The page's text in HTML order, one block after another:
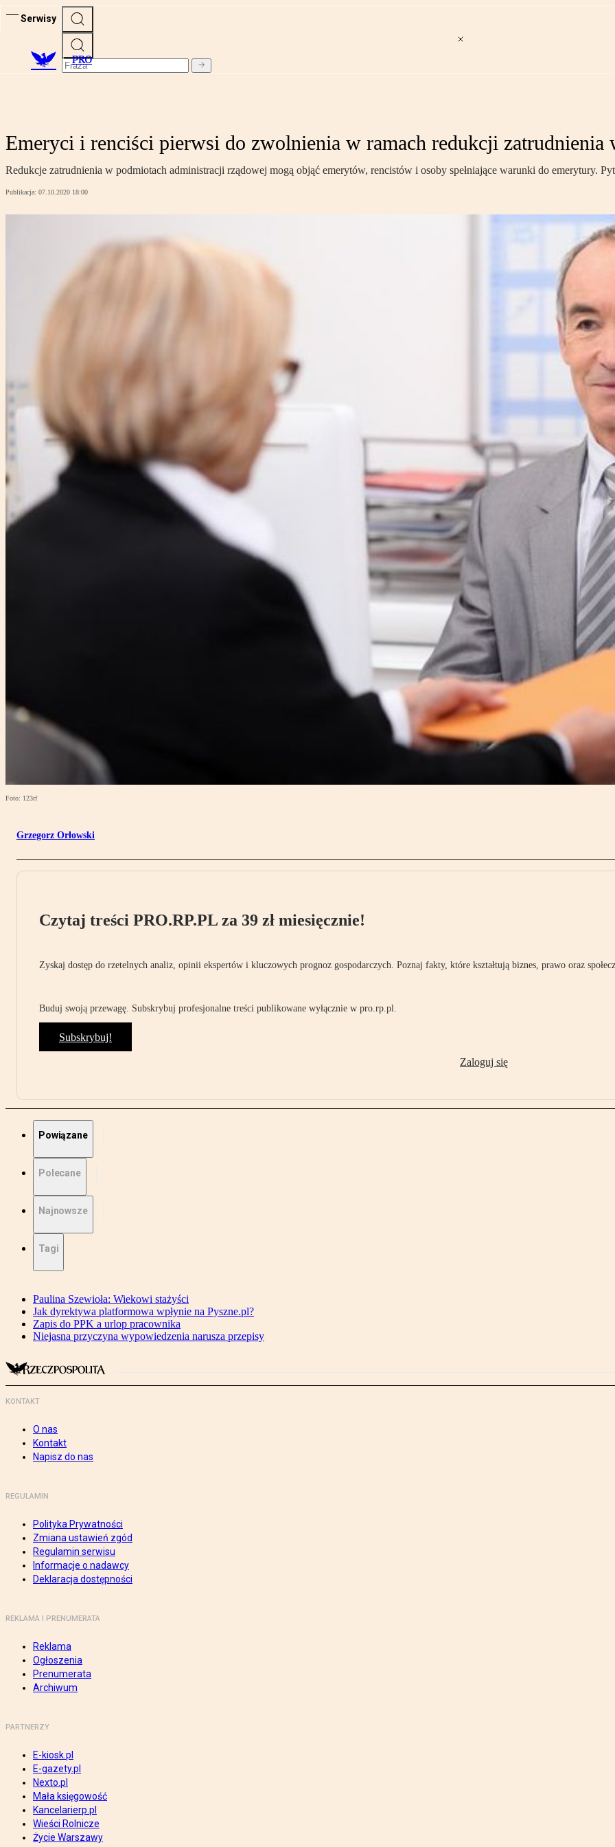
Serwisy
PRO
Emeryci i renciści pierwsi do zwolnienia w ramach redukcji zatrudnienia
Redukcje zatrudnienia w podmiotach administracji rządowej mogą objąć emerytów, rencistów i osoby spełniające warunki do emerytury.
Publikacja: 07.10.2020 18:00
Foto: 123rf
Grzegorz Orłowski
Czytaj treści PRO.RP.PL za 39 zł miesięcznie!
Zyskaj dostęp do rzetelnych analiz, opinii ekspertów i kluczowych prognoz gospodarczych. Poznaj fakty, które kształtują biznes, prawo oraz
Buduj swoją przewagę. Subskrybuj profesjonalne treści publikowane wyłącznie w pro.rp.pl.
Subskrybuj!
Zaloguj się
Powiązane
Polecane
Najnowsze
Tagi
Paulina Szewioła: Wiekowi stażyści
Jak dyrektywa platformowa wpłynie na Pyszne.pl?
Zapis do PPK a urlop pracownika
Niejasna przyczyna wypowiedzenia narusza przepisy
KONTAKT
O nas
Kontakt
Napisz do nas
REGULAMIN
Polityka Prywatności
Zmiana ustawień zgód
Regulamin serwisu
Informacje o nadawcy
Deklaracja dostępności
REKLAMA I PRENUMERATA
Reklama
Ogłoszenia
Prenumerata
Archiwum
PARTNERZY
E-kiosk.pl
E-gazety.pl
Nexto.pl
Mała księgowość
Kancelarierp.pl
Wieści Rolnicze
Życie Warszawy